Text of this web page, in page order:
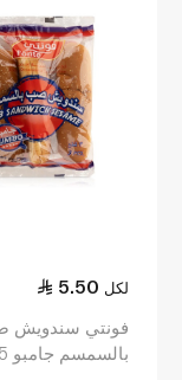
5.50 لكل
فونتي سندويش
بالسمسم جامبو 375 غ